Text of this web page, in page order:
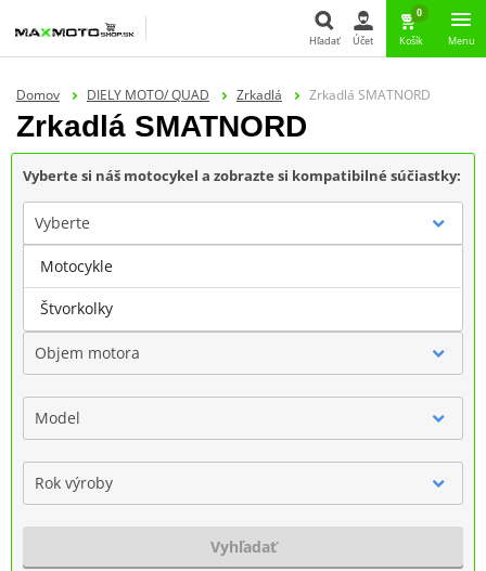
Hľadať
Hľadať Účet
0
Košík Menu
Domov DIELY MOTO/ QUAD Zrkadlá Zrkadlá SMATNORD
Zrkadlá SMATNORD
Vyberte si náš motocykel a zobrazte si kompatibilné súčiastky:
Vyberte
Značka
Objem motora
Model
Rok výroby
Vyhľadať
Motocykle
Štvorkolky